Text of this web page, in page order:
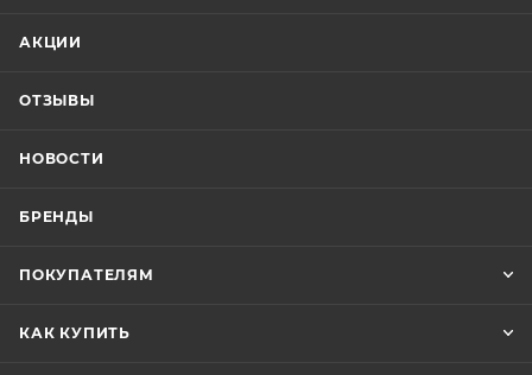
АКЦИИ
ОТЗЫВЫ
НОВОСТИ
БРЕНДЫ
ПОКУПАТЕЛЯМ
КАК КУПИТЬ